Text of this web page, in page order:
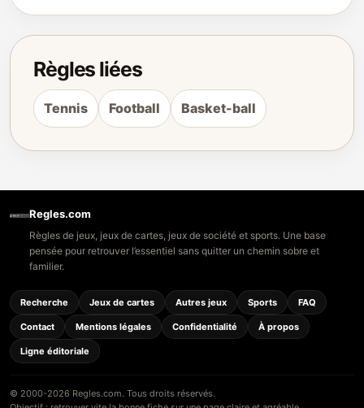
Règles liées
Tennis Football Basket-ball
Regles.com
Règles de jeux, jeux de cartes, jeux de société et sports. Une base
pensée pour retrouver l’essentiel sans quitter un chemin sobre et
familier.
Recherche Jeux de cartes Autres jeux Sports FAQ
Contact Mentions légales Confidentialité À propos
Ligne éditoriale
© 2000-2026 Regles.com. Tous droits réservés.